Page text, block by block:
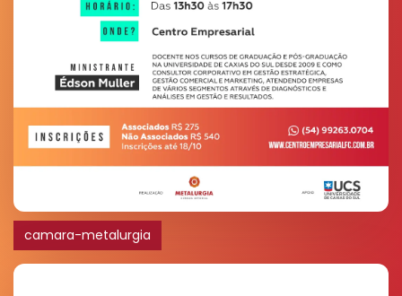
camara-metalurgia